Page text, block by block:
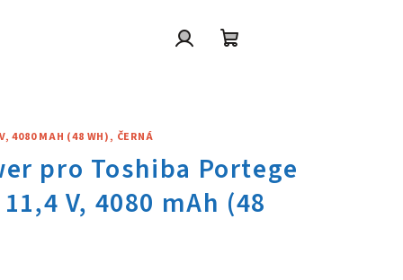
4080 MAH (48 WH), ČERNÁ